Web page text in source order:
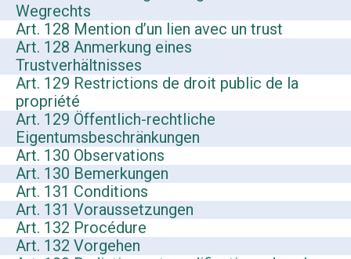
Wegrechts
Art. 128 Mention d’un lien avec un trust
Art. 128 Anmerkung eines
Trustverhältnisses
Art. 129 Restrictions de droit public de la
propriété
Art. 129 Öffentlich-rechtliche
Eigentumsbeschränkungen
Art. 130 Observations
Art. 130 Bemerkungen
Art. 131 Conditions
Art. 131 Voraussetzungen
Art. 132 Procédure
Art. 132 Vorgehen